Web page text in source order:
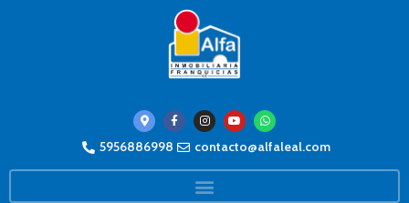
5956886998 contacto@alfaleal.com